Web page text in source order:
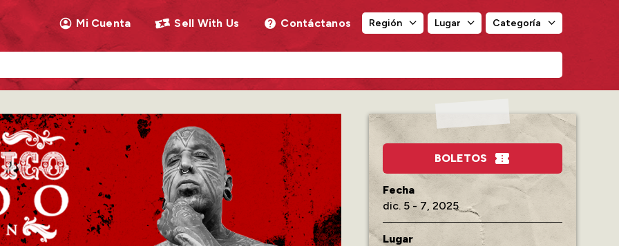
Mi Cuenta Sell With Us Contáctanos Región Lugar Categoría
you type. Use Tab to access the results.
BOLETOS
dic. 5 - 7, 2025
Lugar